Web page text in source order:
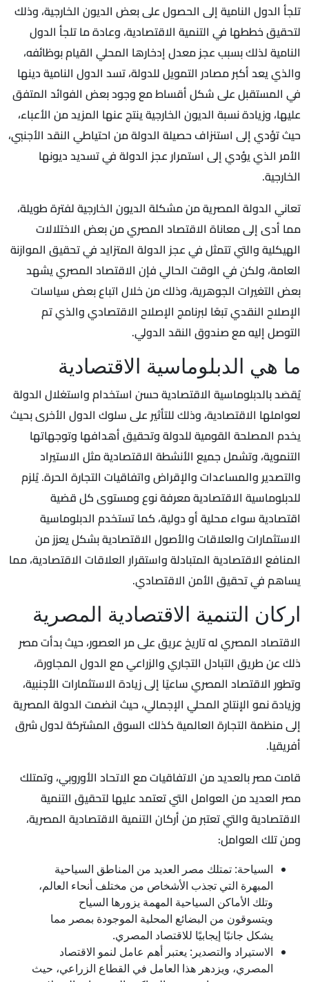
تلجأ الدول النامية إلى الحصول على بعض الديون الخارجية، وذلك
لتحقيق خططها في التنمية الاقتصادية، وعادة ما تلجأ الدول
النامية لذلك بسبب عجز معدل إدخارها المحلي القيام بوظائفه،
والذي يعد أكبر مصادر التمويل للدولة، تسد الدول النامية دينها
في المستقبل على شكل أقساط مع وجود بعض الفوائد المتفق
عليها، وزيادة نسبة الديون الخارجية ينتج عنها المزيد من الأعباء،
حيث تؤدي إلى استنزاف حصيلة الدولة من احتياطي النقد الأجنبي،
الأمر الذي يؤدي إلى استمرار عجز الدولة في تسديد ديونها
الخارجية.
تعاني الدولة المصرية من مشكلة الديون الخارجية لفترة طويلة،
مما أدى إلى معاناة الاقتصاد المصري من بعض الاختلالات
الهيكلية والتي تتمثل في عجز الدولة المتزايد في تحقيق الموازنة
العامة، ولكن في الوقت الحالي فإن الاقتصاد المصري يشهد
بعض التغيرات الجوهرية، وذلك من خلال اتباع بعض سياسات
الإصلاح النقدي تبعًا لبرنامج الإصلاح الاقتصادي والذي تم
التوصل إليه مع صندوق النقد الدولي.
ما هي الدبلوماسية الاقتصادية
يُقصَد بالدبلوماسية الاقتصادية حسن استخدام واستغلال الدولة
لعواملها الاقتصادية، وذلك للتأثير على سلوك الدول الأخرى بحيث
يخدم المصلحة القومية للدولة وتحقيق أهدافها وتوجهاتها
التنموية، وتشمل جميع الأنشطة الاقتصادية مثل الاستيراد
والتصدير والمساعدات والإقراض واتفاقيات التجارة الحرة. يُلزم
للدبلوماسية الاقتصادية معرفة نوع ومستوى كل قضية
اقتصادية سواء محلية أو دولية، كما تستخدم الدبلوماسية
الاستثمارات والعلاقات والأصول الاقتصادية بشكل يعزز من
المنافع الاقتصادية المتبادلة واستقرار العلاقات الاقتصادية، مما
يساهم في تحقيق الأمن الاقتصادي.
اركان التنمية الاقتصادية المصرية
الاقتصاد المصري له تاريخ عريق على مر العصور، حيث بدأت مصر
ذلك عن طريق التبادل التجاري والزراعي مع الدول المجاورة،
وتطور الاقتصاد المصري ساعيًا إلى زيادة الاستثمارات الأجنبية،
وزيادة نمو الإنتاج المحلي الإجمالي، حيث انضمت الدولة المصرية
إلى منظمة التجارة العالمية كذلك السوق المشتركة لدول شرق
أفريقيا.
قامت مصر بالعديد من الاتفاقيات مع الاتحاد الأوروبي، وتمتلك
مصر العديد من العوامل التي تعتمد عليها لتحقيق التنمية
الاقتصادية والتي تعتبر من أركان التنمية الاقتصادية المصرية،
ومن تلك العوامل:
السياحة: تمتلك مصر العديد من المناطق السياحية
المبهرة التي تجذب الأشخاص من مختلف أنحاء العالم،
وتلك الأماكن السياحية المهمة يزورها السياح
ويتسوقون من البضائع المحلية الموجودة بمصر مما
يشكل جانبًا إيجابيًا للاقتصاد المصري.
الاستيراد والتصدير: يعتبر أهم عامل لنمو الاقتصاد
المصري، ويزدهر هذا العامل في القطاع الزراعي، حيث